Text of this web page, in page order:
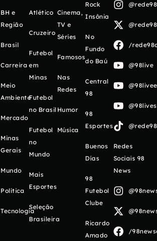
BH e
Região
Brasil
Carreira
Meio
Ambiente
Mercado
Minas
Gerais
Mundo
Política
Tecnologia
Atlético
Cruzeiro
Futebol
em
Minas
Futebol
no Brasil
Futebol
no
Mundo
Mais
Esportes
Seleção
Brasileira
Cinema,
TV e
Séries
Famosos
Nas
Redes
Humor
Música
Rock
Insônia
No
Fundo
do Baú
Central
98
98
Esportes
Buenos
Días
98
Futebol
Clube
Ricardo
Amado
/
@98live
Redes
Sociais 98
News
/